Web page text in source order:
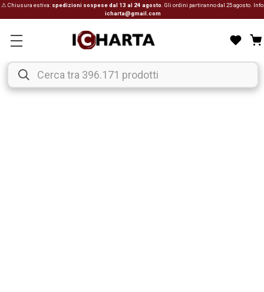
⚠ Chiusura estiva: spedizioni sospese dal 13 al 24 agosto . Gli ordini partiranno dal 25 agosto. Info:
icharta@gmail.com